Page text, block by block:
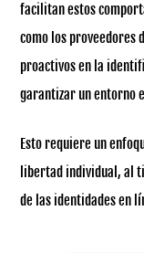
facilitan estos
como los proveedores
proactivos en la
garantizar un entorno
Esto requiere un
libertad individual, al
de las identidades en